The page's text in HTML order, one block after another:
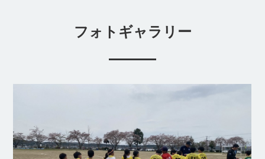
フォトギャラリー